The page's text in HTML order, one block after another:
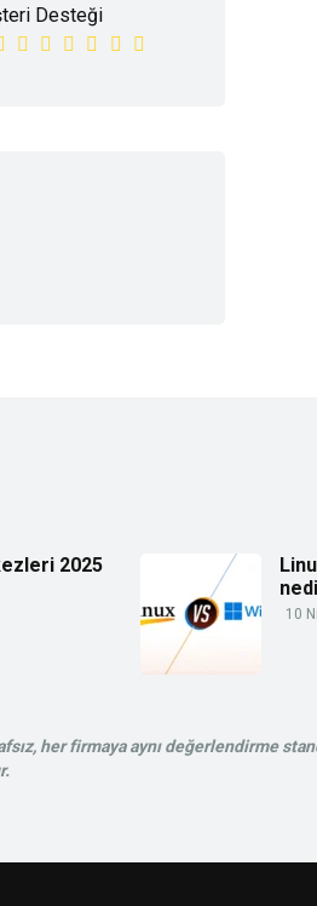
Desteği
2025
10
her firmaya aynı değerlendirme